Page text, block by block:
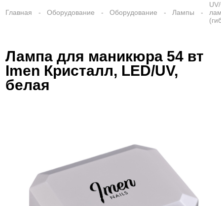
Главная Оборудование Оборудование Лампы
Лампа для маникюра 54 вт
Imen Кристалл, LED/UV,
белая